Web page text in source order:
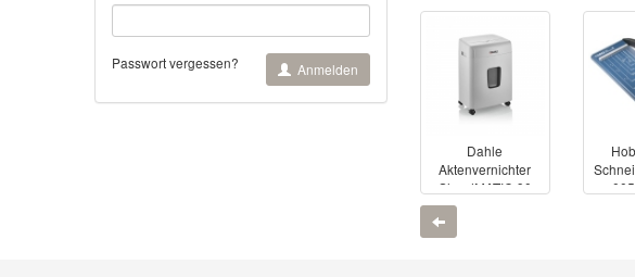
Passwort vergessen? Anmelden
Dahle
Aktenvernichter
ShredMATIC 90
Zurück